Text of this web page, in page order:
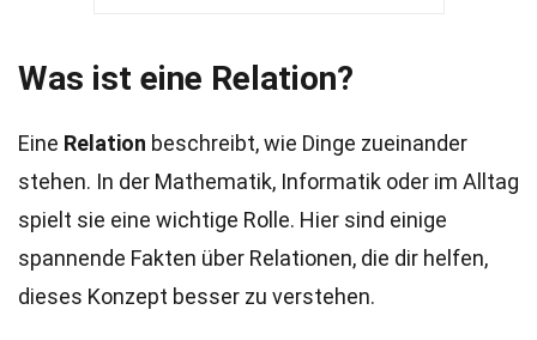
Was ist eine Relation?
Eine Relation beschreibt, wie Dinge zueinander
stehen. In der Mathematik, Informatik oder im Alltag
spielt sie eine wichtige Rolle. Hier sind einige
spannende Fakten über Relationen, die dir helfen,
dieses Konzept besser zu verstehen.